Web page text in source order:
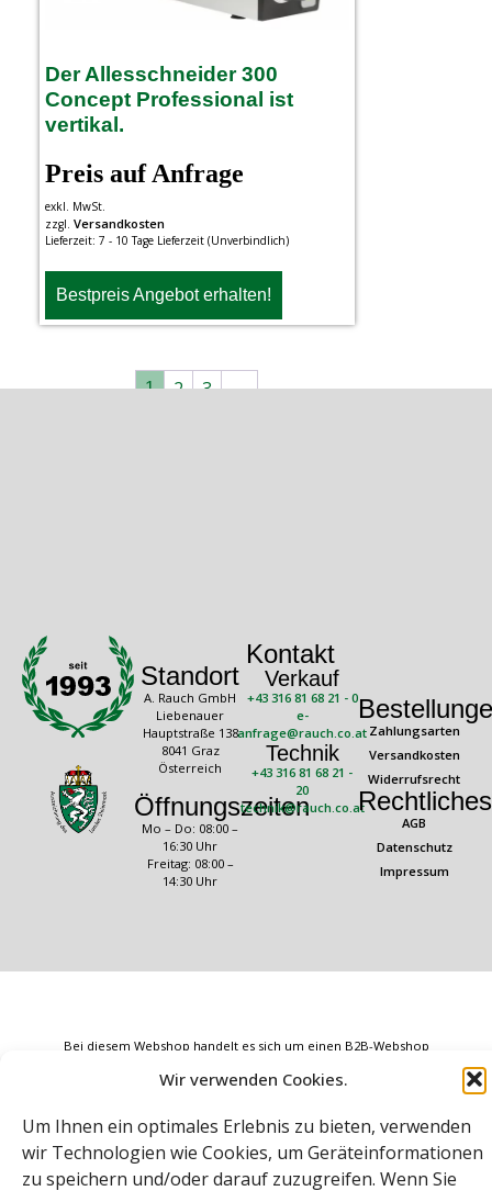
Wir verwenden Cookies.
Um Ihnen ein optimales Erlebnis zu bieten, verwenden
wir Technologien wie Cookies, um Geräteinformationen
zu speichern und/oder darauf zuzugreifen. Wenn Sie
Der Allesschneider 300
Concept Professional ist
vertikal.
Preis auf Anfrage
exkl. MwSt.
zzgl. Versandkosten
Lieferzeit: 7 - 10 Tage Lieferzeit (Unverbindlich)
Bestpreis Angebot erhalten!
1 2 3 →
Standort
A. Rauch GmbH
Liebenauer
Hauptstraße 138
8041 Graz
Österreich
Öffnungszeiten
Mo – Do: 08:00 –
16:30 Uhr
Freitag: 08:00 –
14:30 Uhr
Kontakt
Verkauf
+43 316 81 68 21 - 0
e-
anfrage@rauch.co.at
Technik
+43 316 81 68 21 -
20
technik@rauch.co.at
Zahlungsarten
Versandkosten
Widerrufsrecht
Rechtliches
AGB
Datenschutz
Impressum
Bei diesem Webshop handelt es sich um einen B2B-Webshop
A. Rauch GmbH – Ihr Experte aus Österreich für Waagen, Eich- &
Sämtliche Angebote der A. Rauch GmbH richten sich nicht an Verbraucher,
sondern ausschließlich an gewerbliche Kunden, Institutionen, Kommunen
usw. aus Österreich, Deutschland und der Schweiz (weitere Länder auf
Anfrage).